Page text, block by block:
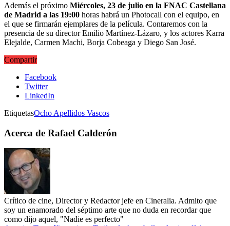
Además el próximo Miércoles, 23 de julio en la FNAC Castellana
de Madrid a las 19:00 horas habrá un Photocall con el equipo, en
el que se firmarán ejemplares de la película. Contaremos con la
presencia de su director Emilio Martínez-Lázaro, y los actores Karra
Elejalde, Carmen Machi, Borja Cobeaga y Diego San José.
Compartir
Facebook
Twitter
LinkedIn
EtiquetasOcho Apellidos Vascos
Acerca de Rafael Calderón
Crítico de cine, Director y Redactor jefe en Cineralia. Admito que
soy un enamorado del séptimo arte que no duda en recordar que
como dijo aquel, "Nadie es perfecto"